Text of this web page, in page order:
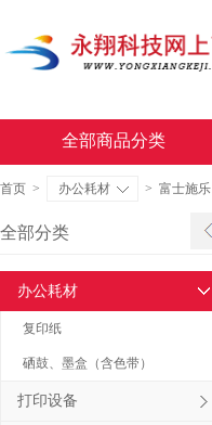
全部商品分类
首页 > 办公耗材 > 富士施乐
全部分类
办公耗材
复印纸
硒鼓、墨盒（含色带）
打印设备